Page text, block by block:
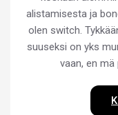
alistamisesta ja
olen switch.
suuseksi on yks
vaan, en